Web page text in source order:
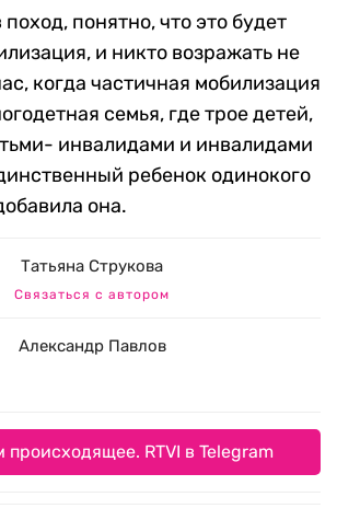
понятно, что это будет
и никто возражать не
когда частичная мобилизация
семья, где трое детей,
инвалидами и инвалидами
ребенок одинокого
она.
Татьяна Струкова
Связаться с автором
Александр Павлов
происходящее. RTVI в Telegram